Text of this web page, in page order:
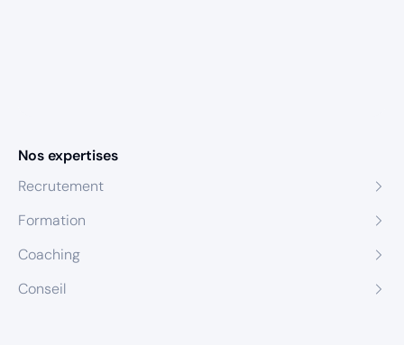
Nos expertises
Recrutement
Formation
Coaching
Conseil